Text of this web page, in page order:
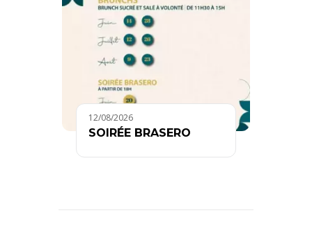
12/08/2026
SOIRÉE BRASERO